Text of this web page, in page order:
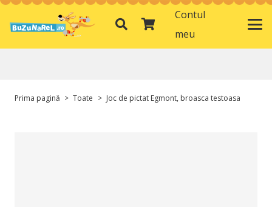
Contul
meu
Prima pagină > Toate > Joc de pictat Egmont, broasca testoasa